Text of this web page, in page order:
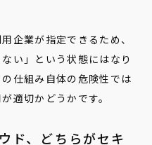
企業が指定できるため、
い」という状態にはなり
仕組み自体の危険性では
適切かどうかです。
ド、どちらがセキ